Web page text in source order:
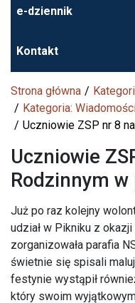
e-dziennik
Kontakt
Strona główna
Kategoria:
Uczniowie ZSP nr 8
Uczniowie
Rodzinnym
Już po raz kolejny
udział w Pikniku z
zorganizowała parafia
świetnie się spisali
festynie wystąpił
który swoim